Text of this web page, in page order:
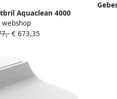
Aquaclean 4000
Softclose met
5 Standen
webshop
€ 673,35